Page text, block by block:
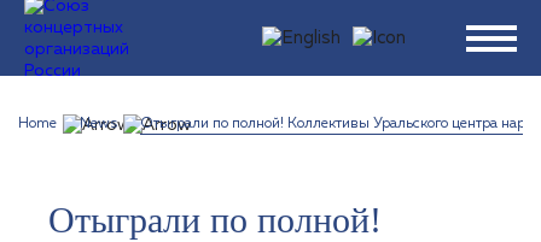
Home News Отыграли по полной! Коллективы Уральского центра
Отыграли по полной!